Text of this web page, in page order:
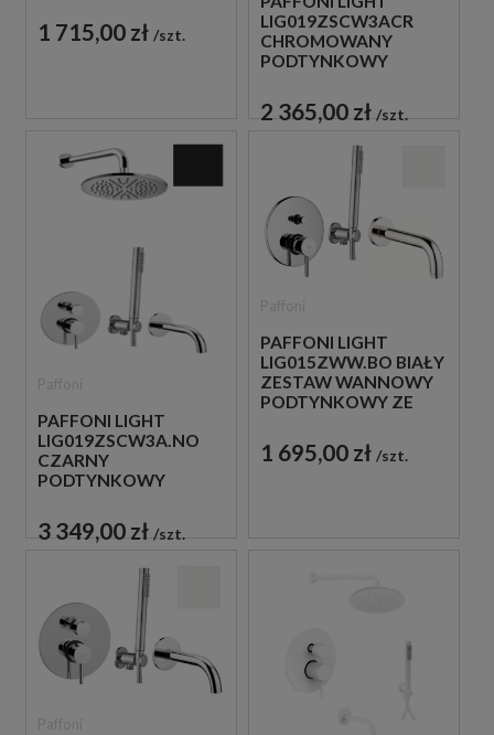
SŁUCHAWKĄ
PRYSZNICOWĄ
1 715,00 zł szt.
LIG019ZSCW3ACR
CHROMOWANY
PODTYNKOWY
PRYSZNICOWY Z
WYLEWKĄ
2 365,00 zł szt.
PAFFONI LIGHT
LIG019ZSCW3A.NO
CZARNY
PODTYNKOWY
PRYSZNICOWY Z
WYLEWKĄ
3 349,00 zł szt.
PAFFONI LIGHT
LIG015ZWW.BO BIAŁY
ZESTAW WANNOWY
PODTYNKOWY ZE
PRYSZNICOWĄ
1 695,00 zł szt.